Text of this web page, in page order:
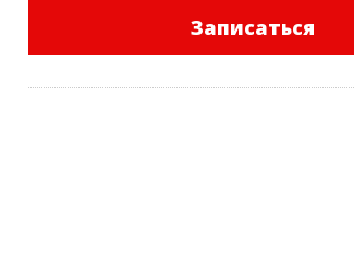
Записаться